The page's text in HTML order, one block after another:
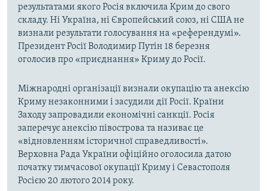
результатами якого Росія включила Крим до свого
складу. Ні Україна, ні Європейський союз, ні США не
визнали результати голосування на «референдумі».
Президент Росії Володимир Путін 18 березня
оголосив про «приєднання» Криму до Росії.
Міжнародні організації визнали окупацію та анексію
Криму незаконними і засудили дії Росії. Країни
Заходу запровадили економічні санкції. Росія
заперечує анексію півострова та називає це
«відновленням історичної справедливості».
Верховна Рада України офіційно оголосила датою
початку тимчасової окупації Криму і Севастополя
Росією 20 лютого 2014 року.